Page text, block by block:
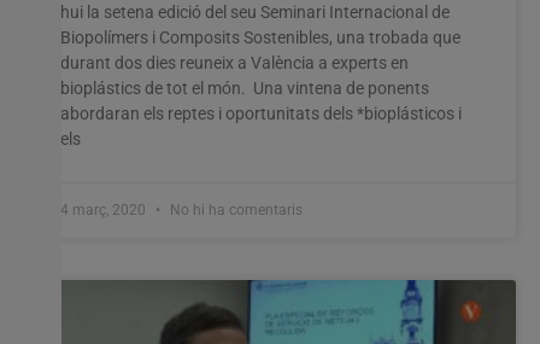
hui la setena edició del seu Seminari Internacional de
Biopolímers i Composits Sostenibles, una trobada que
durant dos dies reuneix a València a experts en
bioplástics de tot el món. Una vintena de ponents
abordaran els reptes i oportunitats dels *bioplásticos i
els
4 març, 2020 No hi ha comentaris